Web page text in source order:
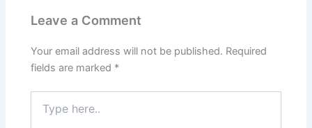
Leave a Comment
Your email address will not be published. Required
fields are marked *
here..